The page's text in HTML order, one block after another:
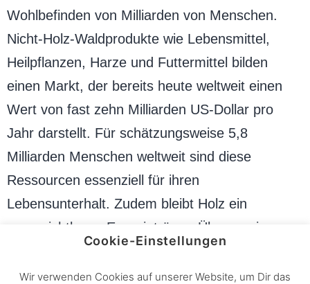
Wohlbefinden von Milliarden von Menschen.
Nicht-Holz-Waldprodukte wie Lebensmittel,
Heilpflanzen, Harze und Futtermittel bilden
einen Markt, der bereits heute weltweit einen
Wert von fast zehn Milliarden US-Dollar pro
Jahr darstellt. Für schätzungsweise 5,8
Milliarden Menschen weltweit sind diese
Ressourcen essenziell für ihren
Lebensunterhalt. Zudem bleibt Holz ein
unverzichtbarer Energieträger. Über zwei
Milliarden Menschen nutzen Brennholz oder
Holzkohle zum Kochen und Heizen, während
Cookie-Einstellungen
Wir verwenden Cookies auf unserer Website, um Dir das